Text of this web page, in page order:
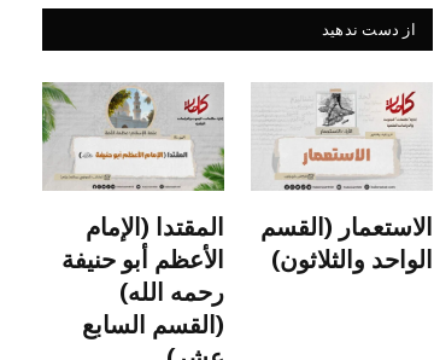
از دست ندهید
الاستعمار (القسم
الواحد والثلاثون)
المقتدا (الإمام
الأعظم أبو حنيفة
رحمه الله)
(القسم السابع